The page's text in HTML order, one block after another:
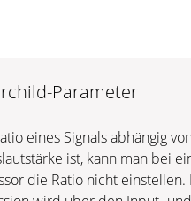
Parameter
eines Signals abhängig
ist, kann man bei
die Ratio nicht einstellen.